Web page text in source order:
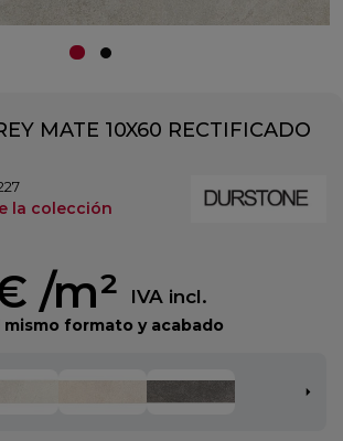
MATE 10X60 RECTIFICADO
la colección
/m² IVA incl.
formato y acabado